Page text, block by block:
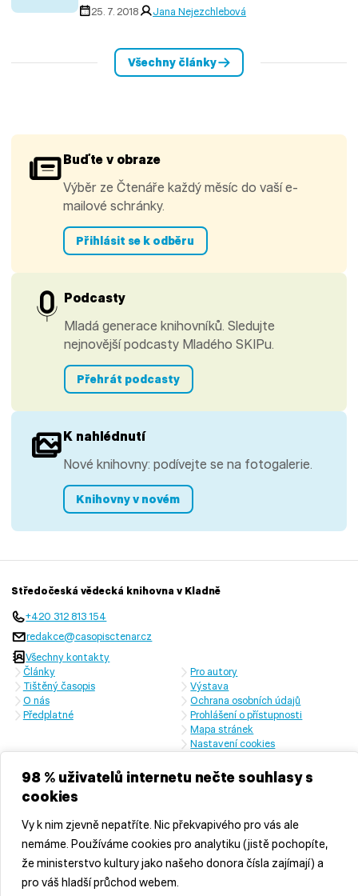
98 % uživatelů internetu nečte souhlasy s
cookies
Vy k nim zjevně nepatříte. Nic překvapivého pro vás ale
nemáme. Používáme cookies pro analytiku (jistě pochopíte,
že ministerstvo kultury jako našeho donora čísla zajímají) a
pro váš hladší průchod webem.
25. 7. 2018 Jana Nejezchlebová
Všechny články
Buďte v obraze
Výběr ze Čtenáře každý měsíc do vaší e-
mailové schránky.
Přihlásit se k odběru
Podcasty
Mladá generace knihovníků. Sledujte
nejnovější podcasty Mladého SKIPu.
Přehrát podcasty
K nahlédnutí
Nové knihovny: podívejte se na fotogalerie.
Knihovny v novém
Středočeská vědecká knihovna v Kladně
+420 312 813 154
redakce@casopisctenar.cz
Všechny kontakty
Články
Tištěný časopis
O nás
Předplatné
Pro autory
Výstava
Ochrana osobních údajů
Prohlášení o přístupnosti
Mapa stránek
Nastavení cookies
České republiky a Středočeského kraje